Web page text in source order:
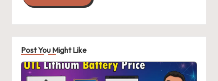
Post You Might Like